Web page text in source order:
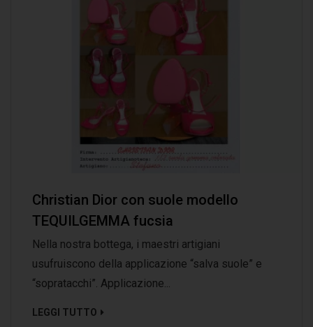
Christian Dior con suole modello
TEQUILGEMMA fucsia
Nella nostra bottega, i maestri artigiani
usufruiscono della applicazione “salva suole” e
“sopratacchi”. Applicazione...
LEGGI TUTTO